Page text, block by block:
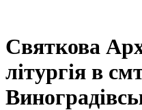
Святкова
літургія в